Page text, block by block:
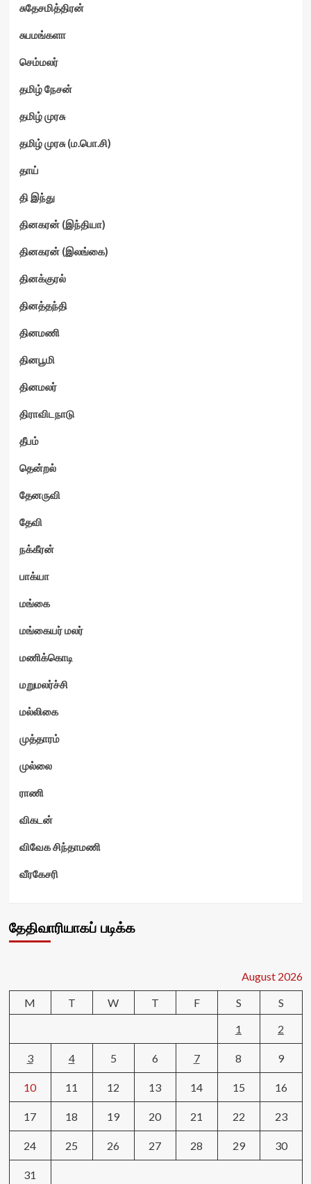
சுதேசமித்திரன்
சுபமங்களா
செம்மலர்
தமிழ் நேசன்
தமிழ் முரசு
தமிழ் முரசு (ம.பொ.சி)
தாய்
தி இந்து
தினகரன் (இந்தியா)
தினகரன் (இலங்கை)
தினக்குரல்
தினத்தந்தி
தினமணி
தினபூமி
தினமலர்
திராவிடநாடு
தீபம்
தென்றல்
தேனருவி
தேவி
நக்கீரன்
பாக்யா
மங்கை
மங்கையர் மலர்
மணிக்கொடி
மறுமலர்ச்சி
மல்லிகை
முத்தாரம்
முல்லை
ராணி
விகடன்
விவேக சிந்தாமணி
வீரகேசரி
தேதிவாரியாகப் படிக்க
August 2026
M
T W T F S
S
1
2
3 4 5 6 7 8 9
10 11 12 13 14 15 16
17 18 19 20 21 22 23
24 25 26 27 28 29 30
31